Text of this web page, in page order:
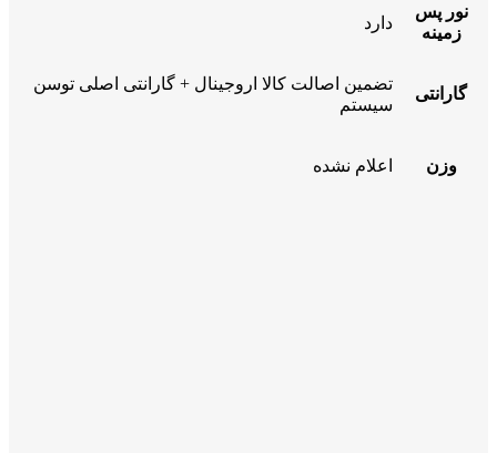
نور پس
زمینه
دارد
گارانتی
تضمین اصالت کالا اروجینال + گارانتی اصلی توسن
سیستم
وزن اعلام نشده